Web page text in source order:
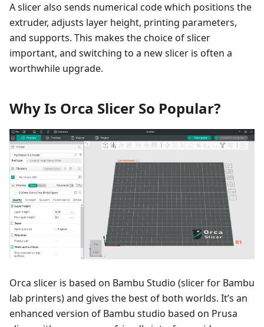
A slicer also sends numerical code which positions the
extruder, adjusts layer height, printing parameters,
and supports. This makes the choice of slicer
important, and switching to a new slicer is often a
worthwhile upgrade.
Why Is Orca Slicer So Popular?
Orca slicer is based on Bambu Studio (slicer for Bambu
lab printers) and gives the best of both worlds. It’s an
enhanced version of Bambu studio based on Prusa